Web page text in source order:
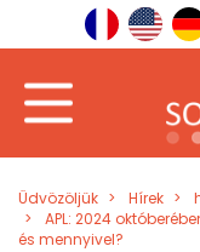
Üdvözöljük Hírek
APL: 2024
és mennyivel?